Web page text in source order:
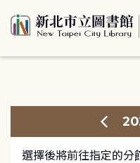
選擇後將前往指定的分